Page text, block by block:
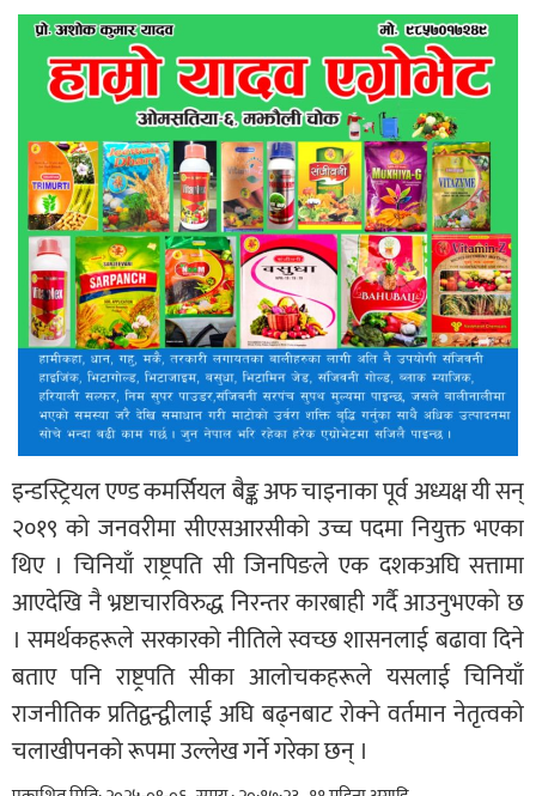
इन्डस्ट्रियल एण्ड कमर्सियल बैङ्क अफ चाइनाका पूर्व अध्यक्ष यी सन्
२०१९ को जनवरीमा सीएसआरसीको उच्च पदमा नियुक्त भएका
थिए । चिनियाँ राष्ट्रपति सी जिनपिङले एक दशकअघि सत्तामा
आएदेखि नै भ्रष्टाचारविरुद्ध निरन्तर कारबाही गर्दै आउनुभएको छ
। समर्थकहरूले सरकारको नीतिले स्वच्छ शासनलाई बढावा दिने
बताए पनि राष्ट्रपति सीका आलोचकहरूले यसलाई चिनियाँ
राजनीतिक प्रतिद्वन्द्वीलाई अघि बढ्नबाट रोक्ने वर्तमान नेतृत्वको
चलाखीपनको रूपमा उल्लेख गर्ने गरेका छन् ।